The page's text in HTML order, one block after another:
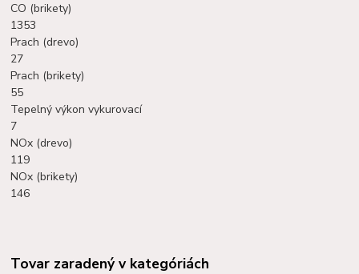
CO (brikety)
1353
Prach (drevo)
27
Prach (brikety)
55
Tepelný výkon vykurovací
7
NOx (drevo)
119
NOx (brikety)
146
Tovar zaradený v kategóriách